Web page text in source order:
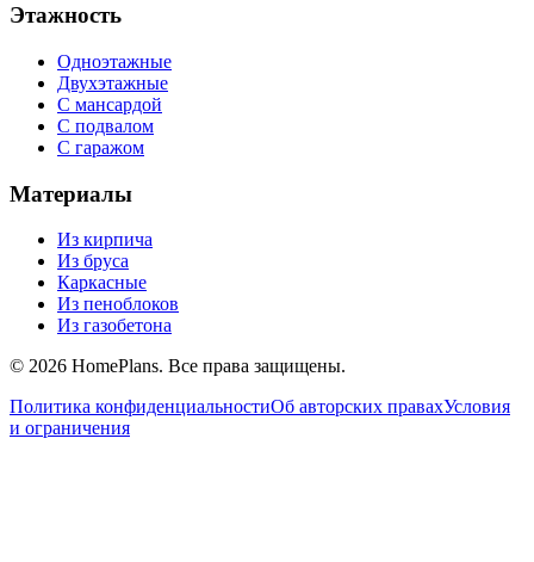
Этажность
Одноэтажные
Двухэтажные
С мансардой
С подвалом
С гаражом
Материалы
Из кирпича
Из бруса
Каркасные
Из пеноблоков
Из газобетона
© 2026 HomePlans. Все права защищены.
Политика конфиденциальностиОб авторских правахУсловия
и ограничения